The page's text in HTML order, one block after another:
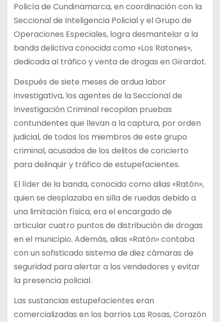
Policía de Cundinamarca, en coordinación con la
Seccional de Inteligencia Policial y el Grupo de
Operaciones Especiales, logra desmantelar a la
banda delictiva conocida como «Los Ratones»,
dedicada al tráfico y venta de drogas en Girardot.
Después de siete meses de ardua labor
investigativa, los agentes de la Seccional de
Investigación Criminal recopilan pruebas
contundentes que llevan a la captura, por orden
judicial, de todos los miembros de este grupo
criminal, acusados de los delitos de concierto
para delinquir y tráfico de estupefacientes.
El líder de la banda, conocido como alias «Ratón»,
quien se desplazaba en silla de ruedas debido a
una limitación física, era el encargado de
articular cuatro puntos de distribución de drogas
en el municipio. Además, alias «Ratón» contaba
con un sofisticado sistema de diez cámaras de
seguridad para alertar a los vendedores y evitar
la presencia policial.
Las sustancias estupefacientes eran
comercializadas en los barrios Las Rosas, Corazón